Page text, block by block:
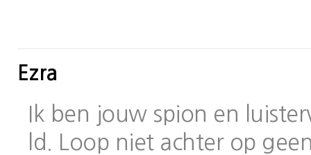
Ezra
Ik ben jouw spion en
ld. Loop niet achter op